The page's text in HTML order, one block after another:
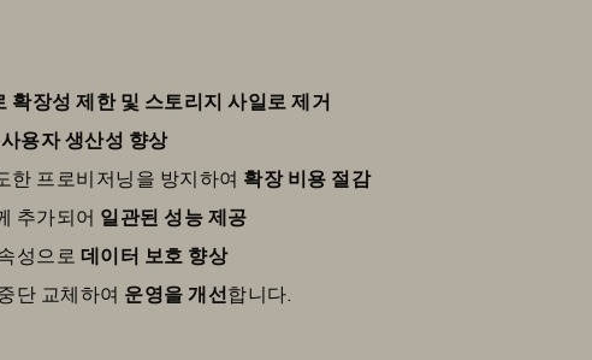
확장성 제한 및 스토리지 사일로 제거
사용자 생산성 향상
한 프로비저닝을 방지하여 확장 비용 절감
추가되어 일관된 성능 제공
성으로 데이터 보호 향상
단 교체하여 운영을 개선합니다.